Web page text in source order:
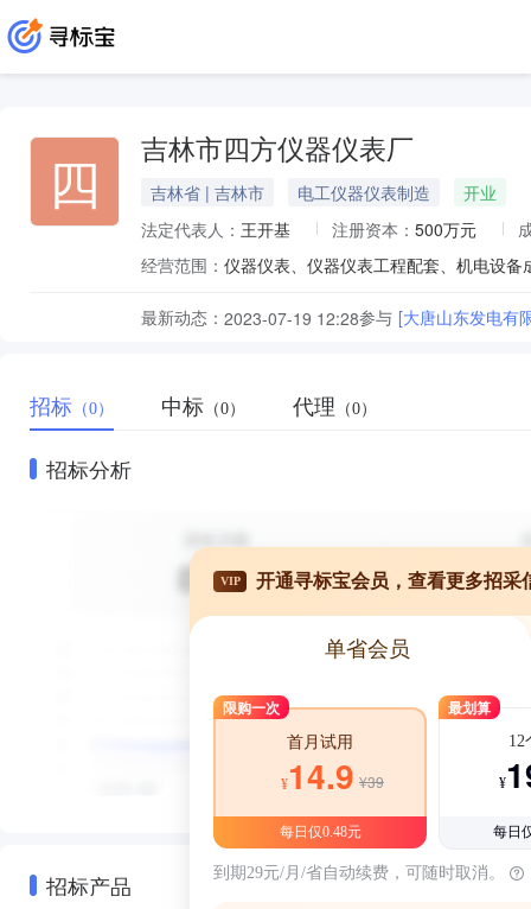
四 吉林市四方仪器仪表厂
吉林省 | 吉林市 电工仪器仪表制造
开业
法定代表人： 王开基 注册资本： 500万元
经营范围：
最新动态： 2023-07-19 12:28参与 [大唐山东发电有
招标 （0） 中标 （0） 代理 （0）
招标分析
招标产品
VIP 开通寻标宝会员，查看更多招采
单省会员
限购一次
首月试用
¥14.9 ¥39
每日仅0.48元
最划算
12
¥
每日
到期29元/月/省自动续费，可随时取消。